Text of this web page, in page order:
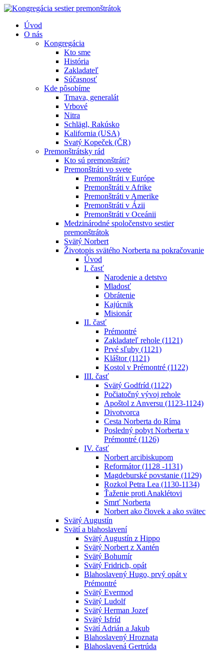
Úvod
O nás
Kongregácia
Kto sme
História
Zakladateľ
Súčasnosť
Kde pôsobíme
Trnava, generalát
Vrbové
Nitra
Schlägl, Rakúsko
Kalifornia (USA)
Svatý Kopeček (ČR)
Premonštrátsky rád
Kto sú premonštráti?
Premonštráti vo svete
Premonštráti v Európe
Premonštráti v Afrike
Premonštráti v Amerike
Premonštráti v Ázii
Premonštráti v Oceánii
Medzinárodné spoločenstvo sestier
premonštrátok
Svätý Norbert
Životopis svätého Norberta na pokračovanie
Úvod
I. časť
Narodenie a detstvo
Mladosť
Obrátenie
Kajúcnik
Misionár
II. časť
Prémontré
Zakladateľ rehole (1121)
Prvé sľuby (1121)
Kláštor (1121)
Kostol v Prémontré (1122)
III. časť
Svätý Godfríd (1122)
Počiatočný vývoj rehole
Apoštol z Anversu (1123-1124)
Divotvorca
Cesta Norberta do Ríma
Posledný pobyt Norberta v
Prémontré (1126)
IV. časť
Norbert arcibiskupom
Reformátor (1128 -1131)
Magdeburské povstanie (1129)
Rozkol Petra Lea (1130-1134)
Ťaženie proti Anaklétovi
Smrť Norberta
Norbert ako človek a ako svätec
Svätý Augustín
Svätí a blahoslavení
Svätý Augustín z Hippo
Svätý Norbert z Xantén
Svätý Bohumír
Svätý Fridrich, opát
Blahoslavený Hugo, prvý opát v
Prémontré
Svätý Evermod
Svätý Ludolf
Svätý Herman Jozef
Svätý Isfríd
Svätí Adrián a Jakub
Blahoslavený Hroznata
Blahoslavená Gertrúda